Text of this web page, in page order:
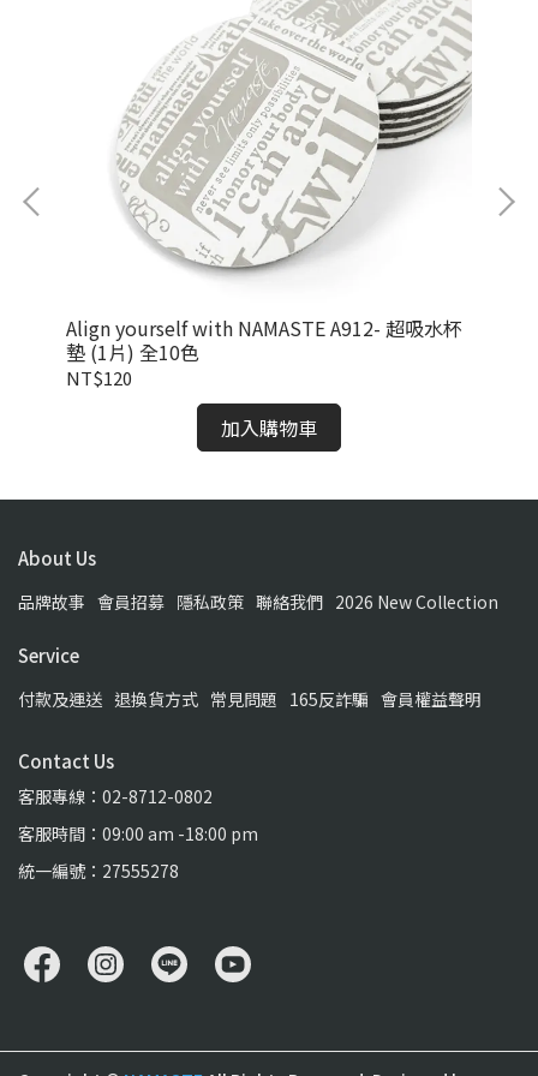
Align yourself with NAMASTE A912- 超吸水杯
墊 (1片) 全10色
NT$120
加入購物車
About Us
品牌故事 會員招募 隱私政策 聯絡我們 2026 New Collection
Service
付款及運送 退換貨方式 常見問題 165反詐騙 會員權益聲明
Contact Us
客服專線：02-8712-0802
客服時間：09:00 am -18:00 pm
統一編號：27555278